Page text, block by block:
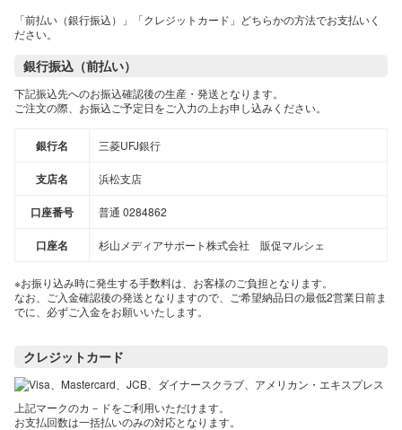
「前払い（銀行振込）」「クレジットカード」どちらかの方法でお支払いく
ださい。
銀行振込（前払い）
下記振込先へのお振込確認後の生産・発送となります。
ご注文の際、お振込ご予定日をご入力の上お申し込みください。
銀行名 三菱UFJ銀行
支店名 浜松支店
口座番号 普通 0284862
口座名 杉山メディアサポート株式会社 販促マルシェ
※お振り込み時に発生する手数料は、お客様のご負担となります。
なお、ご入金確認後の発送となりますので、ご希望納品日の最低2営業日前ま
でに、必ずご入金をお願いいたします。
クレジットカード
上記マークのカ－ドをご利用いただけます。
お支払回数は一括払いのみの対応となります。